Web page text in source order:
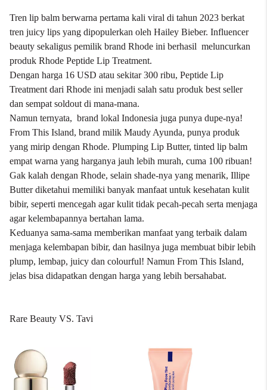
Tren lip balm berwarna pertama kali viral di tahun 2023 berkat
tren juicy lips yang dipopulerkan oleh Hailey Bieber. Influencer
beauty sekaligus pemilik brand Rhode ini berhasil meluncurkan
produk Rhode Peptide Lip Treatment.
Dengan harga 16 USD atau sekitar 300 ribu, Peptide Lip
Treatment dari Rhode ini menjadi salah satu produk best seller
dan sempat soldout di mana-mana.
Namun ternyata, brand lokal Indonesia juga punya dupe-nya!
From This Island, brand milik Maudy Ayunda, punya produk
yang mirip dengan Rhode. Plumping Lip Butter, tinted lip balm
empat warna yang harganya jauh lebih murah, cuma 100 ribuan!
Gak kalah dengan Rhode, selain shade-nya yang menarik, Illipe
Butter diketahui memiliki banyak manfaat untuk kesehatan kulit
bibir, seperti mencegah agar kulit tidak pecah-pecah serta menjaga
agar kelembapannya bertahan lama.
Keduanya sama-sama memberikan manfaat yang terbaik dalam
menjaga kelembapan bibir, dan hasilnya juga membuat bibir lebih
plump, lembap, juicy dan colourful! Namun From This Island,
jelas bisa didapatkan dengan harga yang lebih bersahabat.
Rare Beauty VS. Tavi